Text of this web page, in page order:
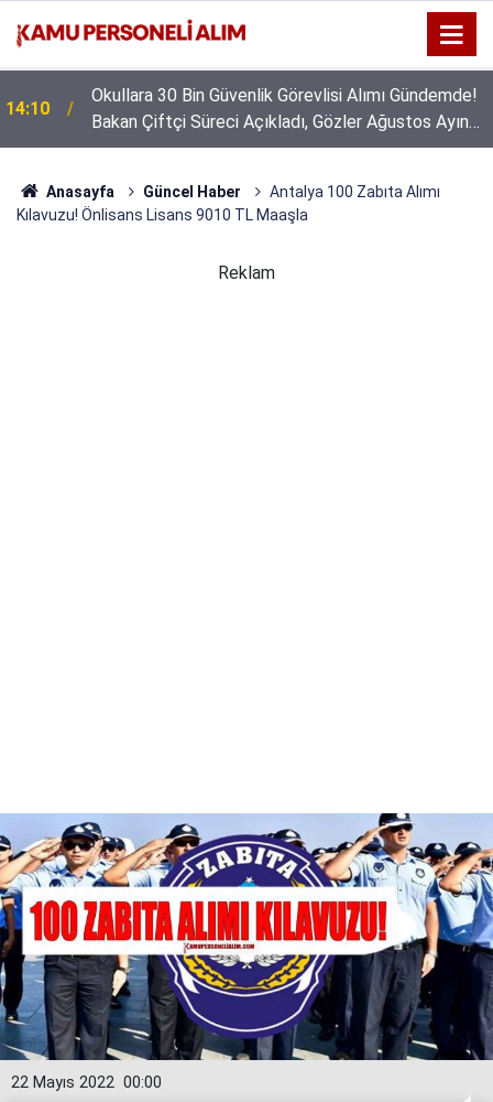
14:10
Okullara 30 Bin Güvenlik Görevlisi Alımı Gündemde!
Bakan Çiftçi Süreci Açıkladı, Gözler Ağustos Ayına
Çevrildi
Anasayfa Güncel Haber
Antalya 100 Zabıta Alımı
Kılavuzu! Önlisans Lisans 9010 TL Maaşla
Reklam
00:00
22 Mayıs 2022